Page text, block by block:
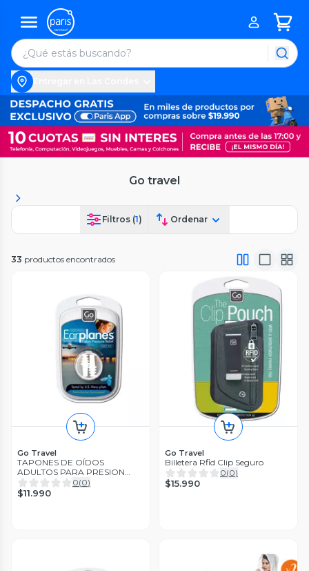
Go travel
Filtros (1) Ordenar
33 productos encontrados
Go Travel
TAPONES DE OÍDOS
ADULTOS PARA PRESION
CABINA -EARPLANES
0(0)
$11.990
Go Travel
Billetera Rfid Clip Seguro
0(0)
$15.990